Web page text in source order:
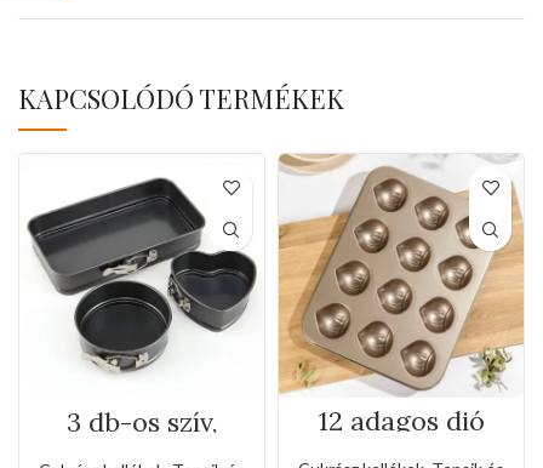
KAPCSOLÓDÓ TERMÉKEK
3 db-os szív,
kerek, téglalap
12 adagos dió
formájú tepsi